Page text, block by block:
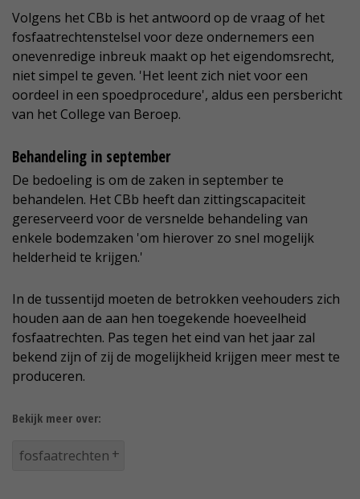
Volgens het CBb is het antwoord op de vraag of het
fosfaatrechtenstelsel voor deze ondernemers een
onevenredige inbreuk maakt op het eigendomsrecht,
niet simpel te geven. 'Het leent zich niet voor een
oordeel in een spoedprocedure', aldus een persbericht
van het College van Beroep.
Behandeling in september
De bedoeling is om de zaken in september te
behandelen. Het CBb heeft dan zittingscapaciteit
gereserveerd voor de versnelde behandeling van
enkele bodemzaken 'om hierover zo snel mogelijk
helderheid te krijgen.'
In de tussentijd moeten de betrokken veehouders zich
houden aan de aan hen toegekende hoeveelheid
fosfaatrechten. Pas tegen het eind van het jaar zal
bekend zijn of zij de mogelijkheid krijgen meer mest te
produceren.
Bekijk meer over:
fosfaatrechten